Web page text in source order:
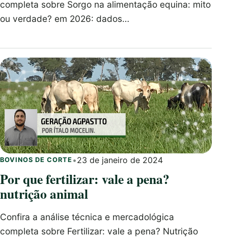
completa sobre Sorgo na alimentação equina: mito
ou verdade? em 2026: dados…
BOVINOS DE CORTE •23 de janeiro de 2024
Por que fertilizar: vale a pena?
nutrição animal
Confira a análise técnica e mercadológica
completa sobre Fertilizar: vale a pena? Nutrição